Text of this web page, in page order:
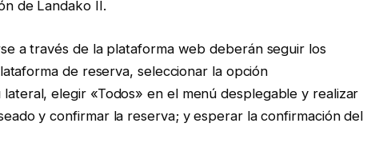
de Landako II.
a través de la plataforma web deberán seguir los
de reserva, seleccionar la opción
elegir «Todos» en el menú desplegable y realizar
y confirmar la reserva; y esperar la confirmación del